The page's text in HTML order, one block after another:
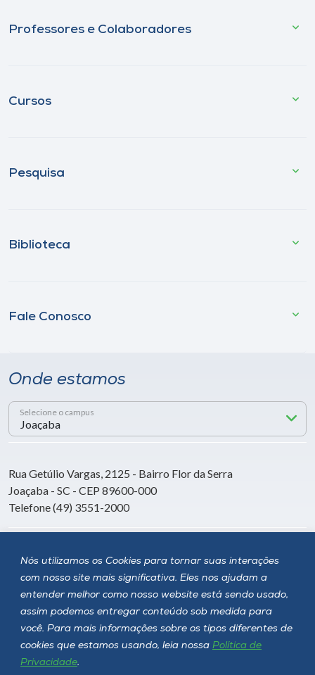
Nós utilizamos os Cookies para tornar suas interações
com nosso site mais significativa. Eles nos ajudam a
entender melhor como nosso website está sendo usado,
assim podemos entregar conteúdo sob medida para
você. Para mais informações sobre os tipos diferentes de
cookies que estamos usando, leia nossa Política de
Privacidade.
Professores e Colaboradores
Cursos
Pesquisa
Biblioteca
Fale Conosco
Onde estamos
Selecione o campus
Rua Getúlio Vargas, 2125 - Bairro Flor da Serra
Joaçaba - SC - CEP 89600-000
Telefone (49) 3551-2000
Siga a Unoesc